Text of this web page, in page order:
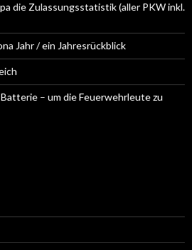
die Zulassungsstatistik (aller PKW inkl.
Jahr / ein Jahresrückblick
– um die Feuerwehrleute zu